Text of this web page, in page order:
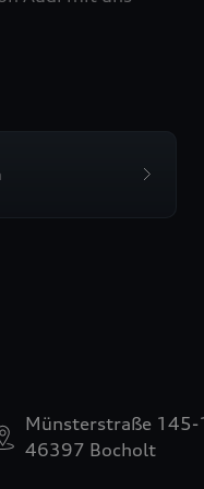
Münsterstraße
46397 Bocholt